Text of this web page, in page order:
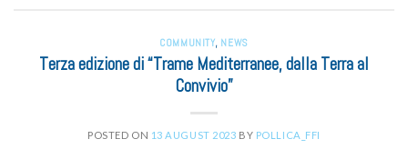
COMMUNITY, NEWS
Terza edizione di “Trame Mediterranee, dalla Terra al
Convivio”
POSTED ON 13 AUGUST 2023 BY POLLICA_FFI